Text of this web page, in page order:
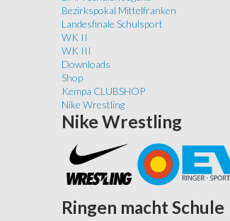
Bezirkspokal Mittelfranken
Landesfinale Schulsport
WK II
WK III
Downloads
Shop
Kempa CLUBSHOP
Nike Wrestling
Nike Wrestling
Ringen macht Schule